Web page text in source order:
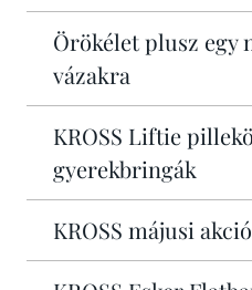
Örökélet plusz egy
vázakra
KROSS Liftie
gyerekbringák
KROSS májusi